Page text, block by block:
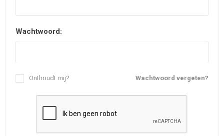
Wachtwoord:
Wachtwoord vergeten?
Onthoudt mij?